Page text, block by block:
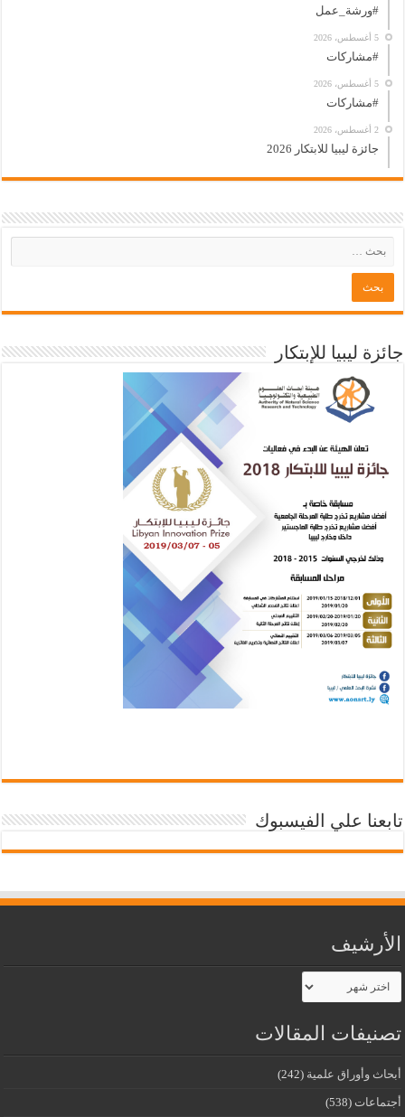
#ورشة_عمل
5 أغسطس، 2026
#مشاركات
5 أغسطس، 2026
#مشاركات
2 أغسطس، 2026
جائزة ليبيا للابتكار 2026
جائزة ليبيا للإبتكار
تابعنا علي الفيسبوك
الأرشيف
الأرشيف
تصنيفات المقالات
أبحاث وأوراق علمية (242)
أجتماعات (538)